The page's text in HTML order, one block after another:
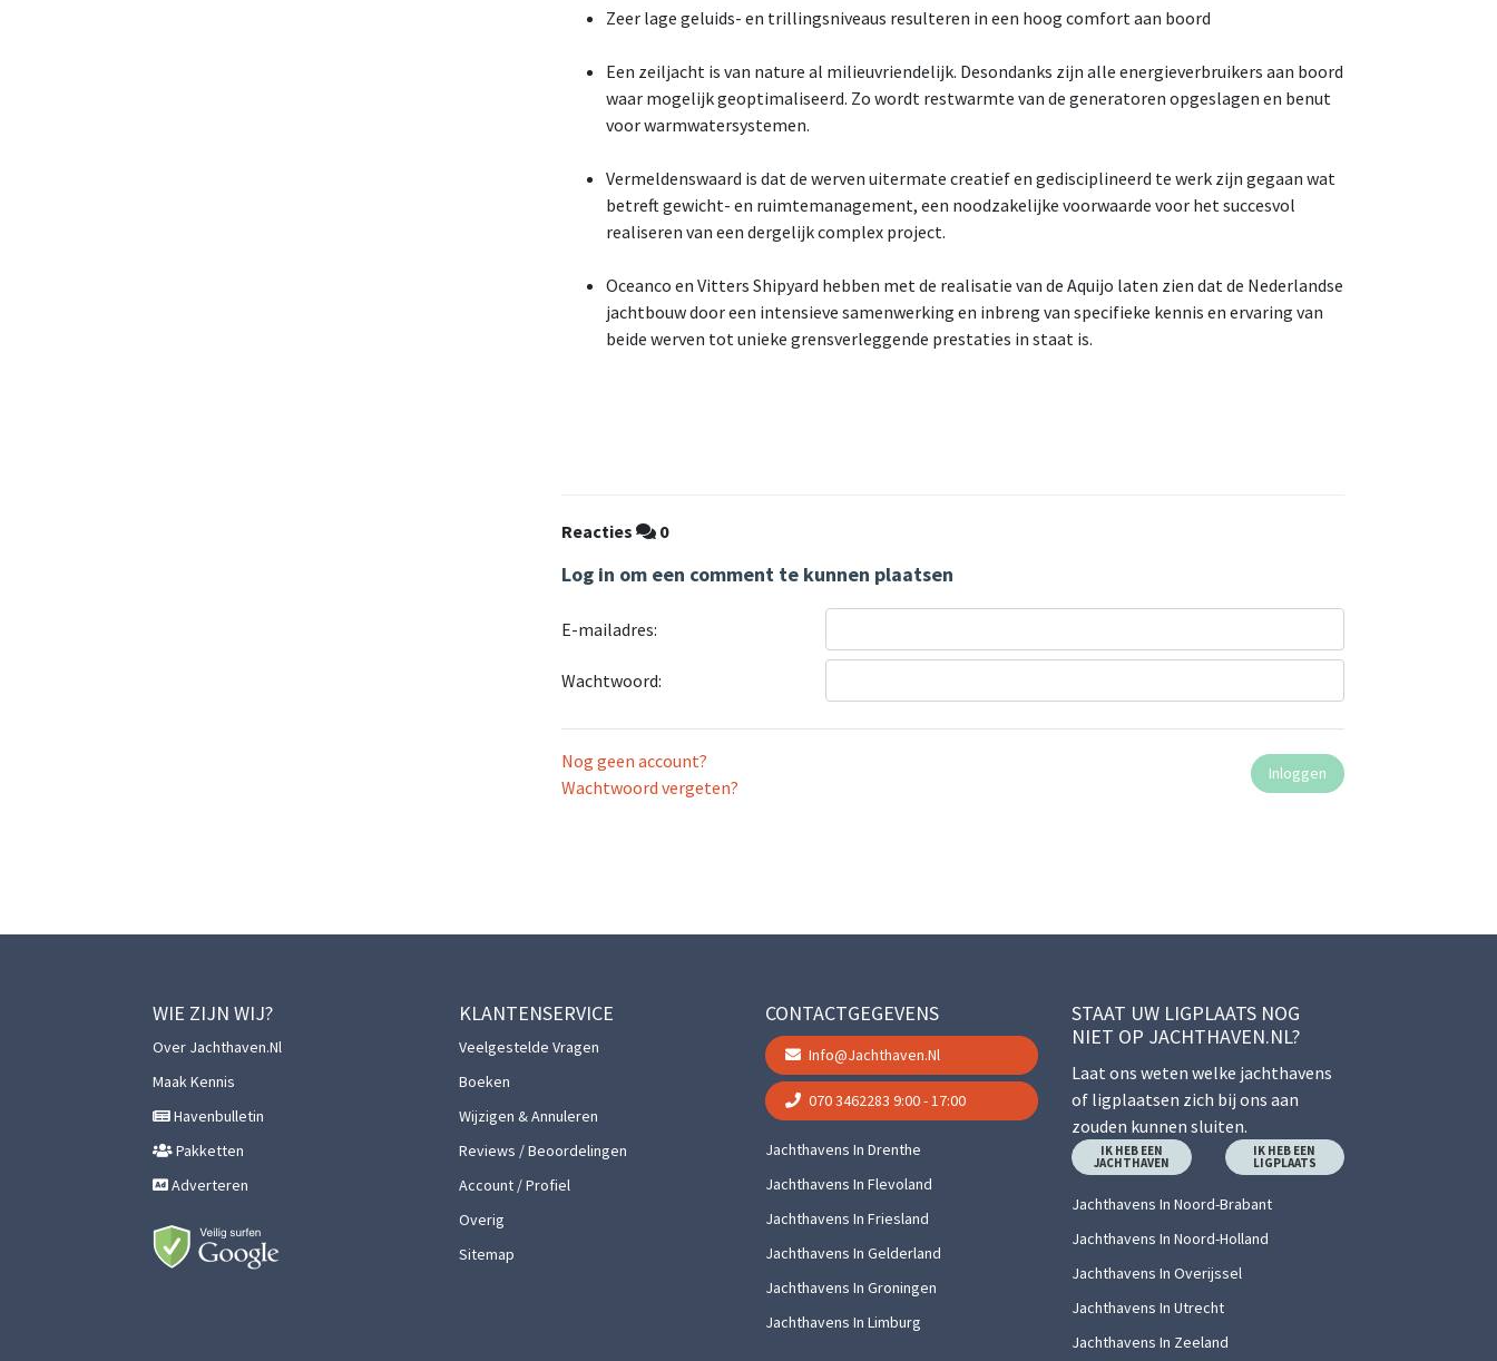
Zeer lage geluids- en trillingsniveaus resulteren in een hoog comfort aan boord
Een zeiljacht is van nature al milieuvriendelijk. Desondanks zijn alle energieverbruikers aan boord
waar mogelijk geoptimaliseerd. Zo wordt restwarmte van de generatoren opgeslagen en benut
voor warmwatersystemen.
Vermeldenswaard is dat de werven uitermate creatief en gedisciplineerd te werk zijn gegaan wat
betreft gewicht- en ruimtemanagement, een noodzakelijke voorwaarde voor het succesvol
realiseren van een dergelijk complex project.
Oceanco en Vitters Shipyard hebben met de realisatie van de Aquijo laten zien dat de Nederlandse
jachtbouw door een intensieve samenwerking en inbreng van specifieke kennis en ervaring van
beide werven tot unieke grensverleggende prestaties in staat is.
Reacties 0
Log in om een comment te kunnen plaatsen
E-mailadres:
Wachtwoord:
Nog geen account?
Wachtwoord vergeten?
WIE ZIJN WIJ?
Over Jachthaven.nl
Maak Kennis
Havenbulletin
Pakketten
Adverteren
KLANTENSERVICE
Veelgestelde Vragen
Boeken
Wijzigen & Annuleren
Reviews / Beoordelingen
Account / Profiel
Overig
Sitemap
CONTACTGEGEVENS
Info@jachthaven.nl
070 3462283 9:00 - 17:00
Jachthavens In Drenthe
Jachthavens In Flevoland
Jachthavens In Friesland
Jachthavens In Gelderland
Jachthavens In Groningen
Jachthavens In Limburg
STAAT UW LIGPLAATS NOG
NIET OP JACHTHAVEN.NL?
Laat ons weten welke jachthavens
of ligplaatsen zich bij ons aan
zouden kunnen sluiten.
IK HEB EEN
JACHTHAVEN
IK HEB EEN
LIGPLAATS
Jachthavens In Noord-Brabant
Jachthavens In Noord-Holland
Jachthavens In Overijssel
Jachthavens In Utrecht
Jachthavens In Zeeland